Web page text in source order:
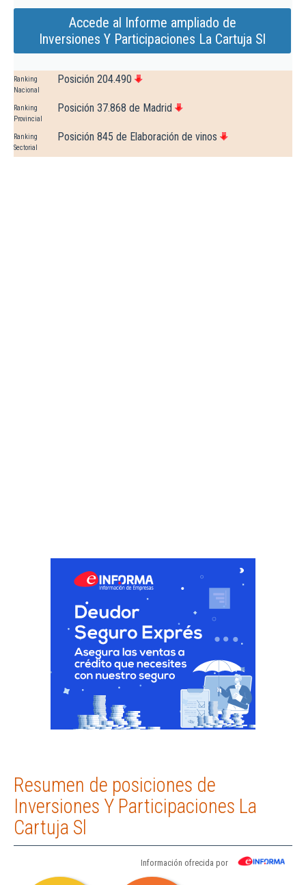
Accede al Informe ampliado de
Inversiones Y Participaciones La Cartuja Sl
Ranking
Nacional
Posición 204.490
Ranking
Provincial
Posición 37.868 de Madrid
Ranking
Sectorial
Posición 845 de Elaboración de vinos
Resumen de posiciones de
Inversiones Y Participaciones La
Cartuja Sl
Información ofrecida por